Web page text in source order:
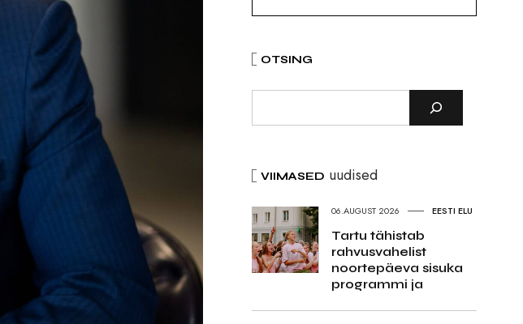
OTSING
VIIMASED uudised
06.AUGUST 2026 EESTI ELU
Tartu tähistab
rahvusvahelist
noortepäeva sisuka
programmi ja